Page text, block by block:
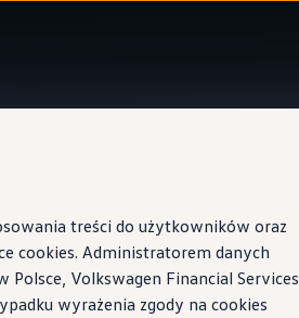
treści do użytkowników oraz
cookies. Administratorem danych
Polsce, Volkswagen Financial Services
wyrażenia zgody na cookies